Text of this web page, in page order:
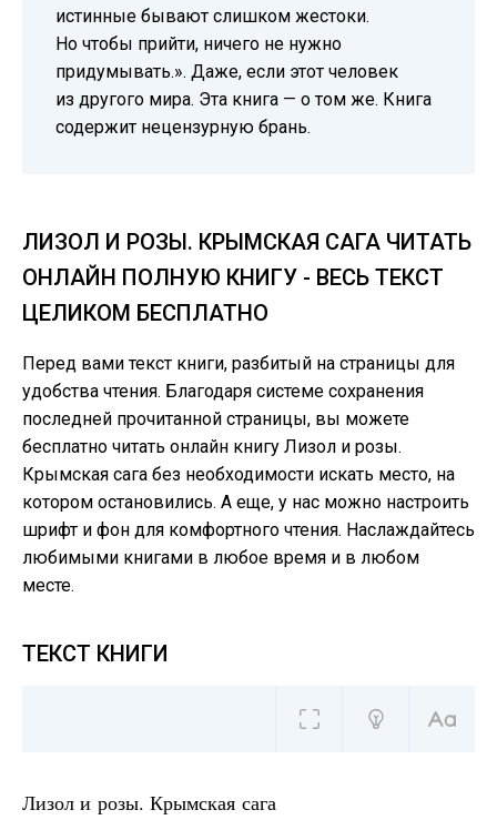
истинные бывают слишком жестоки.
Но чтобы прийти, ничего не нужно
придумывать.». Даже, если этот человек
из другого мира. Эта книга — о том же. Книга
содержит нецензурную брань.
ЛИЗОЛ И РОЗЫ. КРЫМСКАЯ САГА ЧИТАТЬ
ОНЛАЙН ПОЛНУЮ КНИГУ - ВЕСЬ ТЕКСТ
ЦЕЛИКОМ БЕСПЛАТНО
Перед вами текст книги, разбитый на страницы для
удобства чтения. Благодаря системе сохранения
последней прочитанной страницы, вы можете
бесплатно читать онлайн книгу Лизол и розы.
Крымская сага без необходимости искать место, на
котором остановились. А еще, у нас можно настроить
шрифт и фон для комфортного чтения. Наслаждайтесь
любимыми книгами в любое время и в любом
месте.
ТЕКСТ КНИГИ
Лизол и розы. Крымская сага